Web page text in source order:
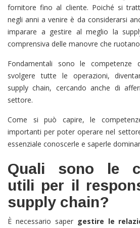
fornitore fino al cliente. Poiché si
negli anni a venire è da considerarsi
imparare a gestire al meglio la
comprensiva delle manovre che
Fondamentali sono le competenze
svolgere tutte le operazioni,
supply chain, cercando anche di
settore.
Come si può capire, le
importanti per poter operare nel
essenziale conoscerle e saperle
Quali sono le
utili per il
supply chain?
È necessario sapergestire le